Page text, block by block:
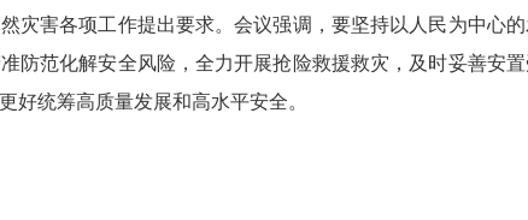
灾害各项工作提出要求。会议强调，要坚持以人民为中心
防范化解安全风险，全力开展抢险救援救灾，及时妥善安
好统筹高质量发展和高水平安全。